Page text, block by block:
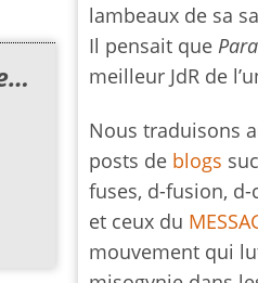
lambeaux de sa
Il pensait que
meilleur JdR de
Nous traduisons
posts de blogs
fuses, d-fusion,
et ceux du
mouvement qui